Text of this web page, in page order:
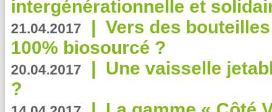
intergénérationnelle et
21.04.2017 | Vers des
100% biosourcé ?
20.04.2017 | Une vaisselle
?